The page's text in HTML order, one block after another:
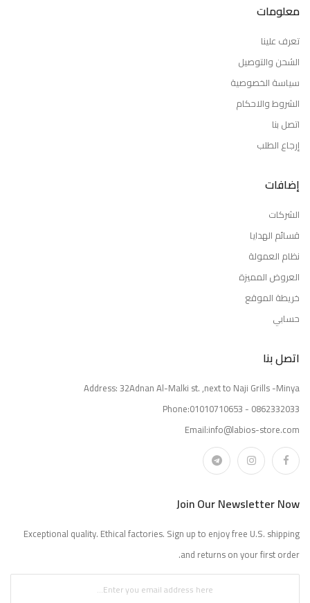
معلومات
تعرف علينا
الشحن والتوصيل
سياسة الخصوصية
الشروط والاحكام
اتصل بنا
إرجاع الطلب
إضافات
الشركات
قسائم الهدايا
نظام العمولة
العروض المميزة
خريطة الموقع
حسابي
اتصل بنا
Address: 32Adnan Al-Malki st. ,next to Naji Grills -Minya
Phone:01010710653 - 0862332033
Email:info@labios-store.com
Join Our Newsletter Now
Exceptional quality. Ethical factories. Sign up to enjoy free U.S. shipping
and returns on your first order.